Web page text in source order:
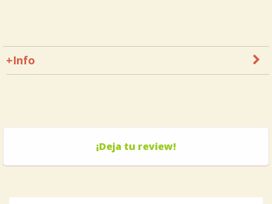
+Info
¡Deja tu review!